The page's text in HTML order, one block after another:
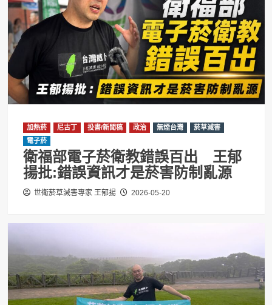
加熱菸 尼古丁 投書/新聞稿 政治 無煙台灣
菸草減害
電子菸
衛福部電子菸衛教錯誤百出 王郁
揚批:錯誤資訊才是菸害防制亂源
世衛菸草減害專家 王郁揚 2026-05-20